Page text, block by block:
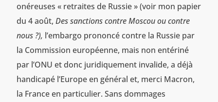
onéreuses « retraites de Russie » (voir mon papier
du 4 août, Des sanctions contre Moscou ou contre
nous ?), l’embargo prononcé contre la Russie par
la Commission européenne, mais non entériné
par l’ONU et donc juridiquement invalide, a déjà
handicapé l’Europe en général et, merci Macron,
la France en particulier. Sans dommages